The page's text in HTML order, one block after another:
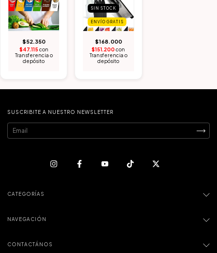
$52.350
$47.115 con
Transferencia o
depósito
SIN STOCK
ENVÍO GRATIS
$168.000
$151.200con
Transferencia o
depósito
SUSCRIBITE A NUESTRO NEWSLETTER
CATEGORÍAS
NAVEGACIÓN
CONTACTÁNOS